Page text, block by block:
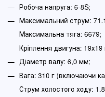
Робоча напруга: 6-8S;
Максимальний струм:
Максимальна тяга: 6679;
Кріплення двигуна:
Діаметр валу: 6,0 мм;
Вага: 310 г (включаючи
Струм холостого ходу: